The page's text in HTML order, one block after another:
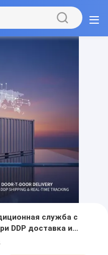
служба с
DDP доставка и